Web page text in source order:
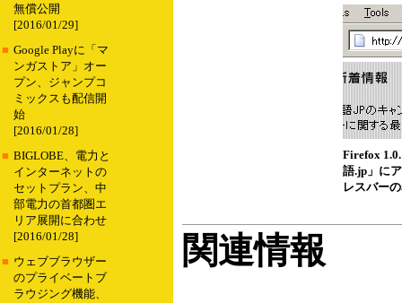
無償公開
[2016/01/29]
■ Google Playに「マ
ンガストア」オー
プン、ジャンプコ
ミックスも配信開
始
[2016/01/28]
■ BIGLOBE、電力と
インターネットの
セットプラン、中
部電力の首都圏エ
リア展開に合わせ
[2016/01/28]
■ ウェブブラウザー
のプライベートブ
ラウジング機能、
Firefox
語.jp」に
レスバー
関連情報